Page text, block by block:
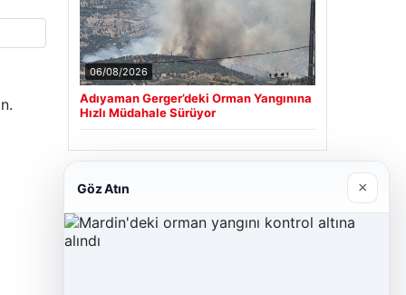
06/08/2026
Adıyaman Gerger’deki Orman Yangınına
Hızlı Müdahale Sürüyor
Son Eklenen Firmalar
Cengiz Sigorta
23/06/2026
Göz Atın ×